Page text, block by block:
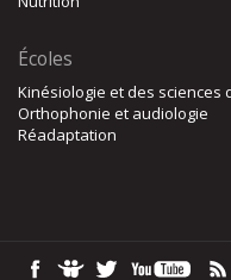
Écoles
Kinésiologie et des sciences
Orthophonie et audiologie
Réadaptation